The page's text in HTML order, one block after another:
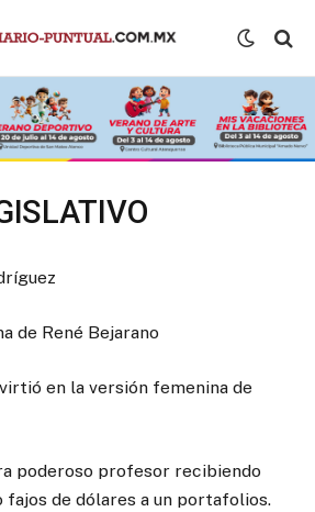
de René Bejarano
en la versión femenina de
poderoso profesor recibiendo
fajos de dólares a un portafolios.